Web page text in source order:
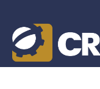
content